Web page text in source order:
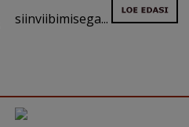
siinviibimisega...